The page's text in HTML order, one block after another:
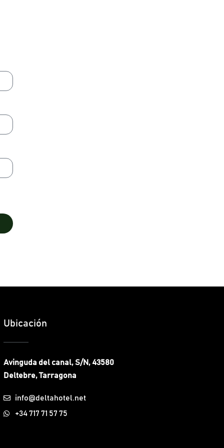
Ubicación
Avinguda del canal, S/N, 43580
Deltebre, Tarragona
info@deltahotel.net
+34 717 71 57 75